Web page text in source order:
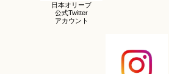
日本オリーブ
公式Twitter
アカウント